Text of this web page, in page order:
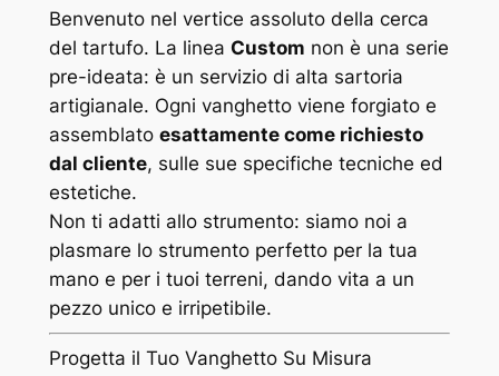
l
a
s
s
i
c
C
u
s
t
o
m
m
Benvenuto nel vertice assoluto della cerca
del tartufo. La linea Custom non è una serie
pre-ideata: è un servizio di alta sartoria
artigianale. Ogni vanghetto viene forgiato e
assemblato esattamente come richiesto
dal cliente, sulle sue specifiche tecniche ed
estetiche.
Non ti adatti allo strumento: siamo noi a
plasmare lo strumento perfetto per la tua
mano e per i tuoi terreni, dando vita a un
pezzo unico e irripetibile.
Progetta il Tuo Vanghetto Su Misura